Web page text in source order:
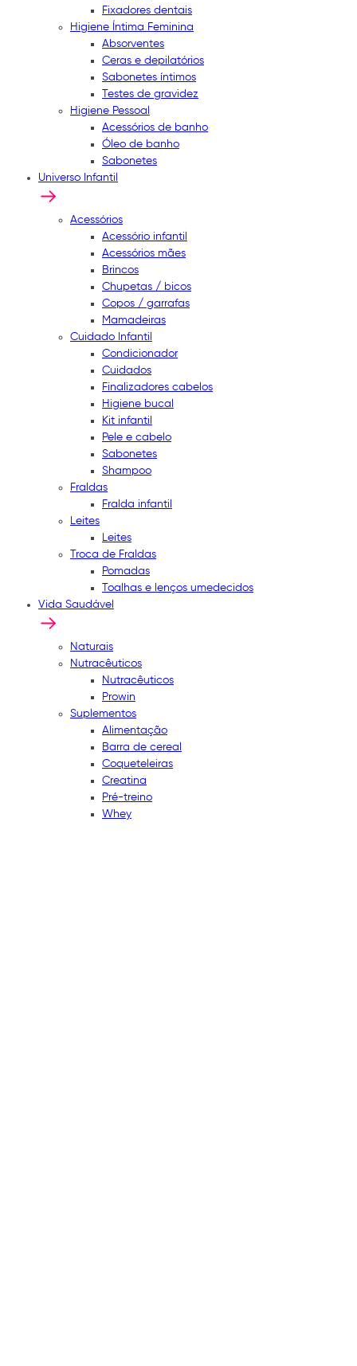
Fixadores dentais
Higiene Íntima Feminina
Absorventes
Ceras e depilatórios
Sabonetes íntimos
Testes de gravidez
Higiene Pessoal
Acessórios de banho
Óleo de banho
Sabonetes
Universo Infantil
Acessórios
Acessório infantil
Acessórios mães
Brincos
Chupetas / bicos
Copos / garrafas
Mamadeiras
Cuidado Infantil
Condicionador
Cuidados
Finalizadores cabelos
Higiene bucal
Kit infantil
Pele e cabelo
Sabonetes
Shampoo
Fraldas
Fralda infantil
Leites
Leites
Troca de Fraldas
Pomadas
Toalhas e lenços umedecidos
Vida Saudável
Naturais
Nutracêuticos
Nutracêuticos
Prowin
Suplementos
Alimentação
Barra de cereal
Coqueteleiras
Creatina
Pré-treino
Whey